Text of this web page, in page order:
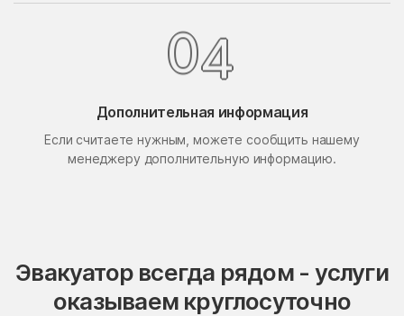
04
Дополнительная информация
Если считаете нужным, можете сообщить нашему
менеджеру дополнительную информацию.
Эвакуатор всегда рядом - услуги
оказываем круглосуточно
Поселок Терехово
Поселок Толстопальцево Поселок Узкое
Поселок Шлюзы Починки
Правдинский Проводник
Пушкино